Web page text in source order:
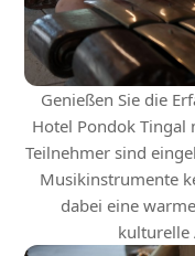
Genießen Sie die
Hotel Pondok Tingal
Teilnehmer sind
Musikinstrumente
dabei eine
kulturelle